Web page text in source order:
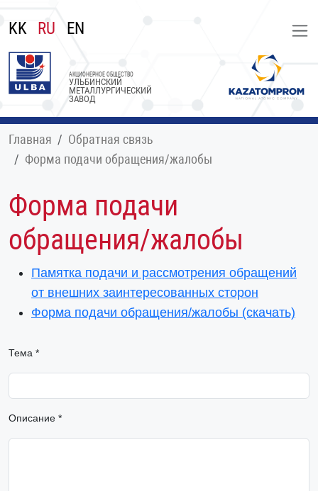
KK RU EN
УЛЬБИНСКИЙ
МЕТАЛЛУРГИЧЕСКИЙ
ЗАВОД
АКЦИОНЕРНОЕ ОБЩЕСТВО
Главная
Обратная связь
Форма подачи обращения/жалобы
Форма подачи
обращения/жалобы
Памятка подачи и рассмотрения обращений
от внешних заинтересованных сторон
Форма подачи обращения/жалобы (скачать)
Тема *
Описание *